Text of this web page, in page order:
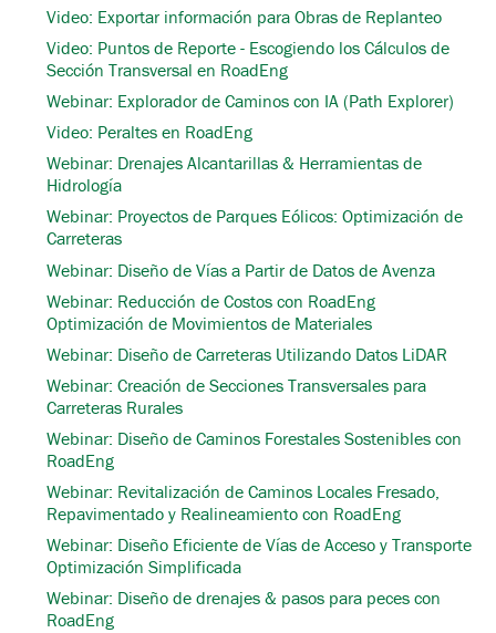
Video: Exportar información para Obras de Replanteo
Video: Puntos de Reporte - Escogiendo los Cálculos de
Sección Transversal en RoadEng
Webinar: Explorador de Caminos con IA (Path Explorer)
Video: Peraltes en RoadEng
Webinar: Drenajes Alcantarillas & Herramientas de
Hidrología
Webinar: Proyectos de Parques Eólicos: Optimización de
Carreteras
Webinar: Diseño de Vías a Partir de Datos de Avenza
Webinar: Reducción de Costos con RoadEng
Optimización de Movimientos de Materiales
Webinar: Diseño de Carreteras Utilizando Datos LiDAR
Webinar: Creación de Secciones Transversales para
Carreteras Rurales
Webinar: Diseño de Caminos Forestales Sostenibles con
RoadEng
Webinar: Revitalización de Caminos Locales Fresado,
Repavimentado y Realineamiento con RoadEng
Webinar: Diseño Eficiente de Vías de Acceso y Transporte
Optimización Simplificada
Webinar: Diseño de drenajes & pasos para peces con
RoadEng